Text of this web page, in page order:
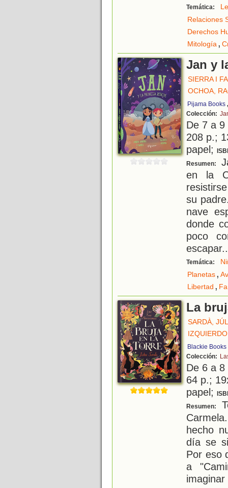
Temática:
Relaciones
Derechos
Mitología,
Jan y
SIERRA I
OCHOA,
Pijama Books
Colección:
De 7 a
208 p.;
papel;
Resumen:
en la
su
nave
donde
poco
escapar.
Temática:
Planetas,
Libertad ,
La
SARDÀ,
Blackie Books
Colección:
De 6 a
64 p.;
papel;
Resumen:
hecho
día se
Por eso
a